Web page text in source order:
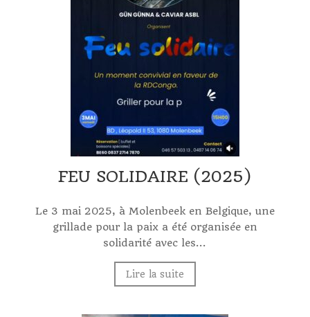
FEU SOLIDAIRE (2025)
Le 3 mai 2025, à Molenbeek en Belgique, une
grillade pour la paix a été organisée en
solidarité avec les...
Lire la suite